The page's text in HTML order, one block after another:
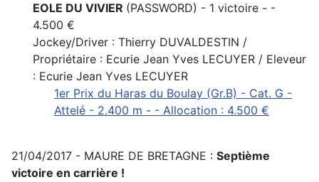
EOLE DU VIVIER (PASSWORD) - 1 victoire - -
4.500 €
Jockey/Driver : Thierry DUVALDESTIN /
Propriétaire : Ecurie Jean Yves LECUYER / Eleveur
: Ecurie Jean Yves LECUYER
1er Prix du Haras du Boulay (Gr.B) - Cat. G -
Attelé - 2.400 m - - Allocation : 4.500 €
21/04/2017 - MAURE DE BRETAGNE : Septième
victoire en carrière !